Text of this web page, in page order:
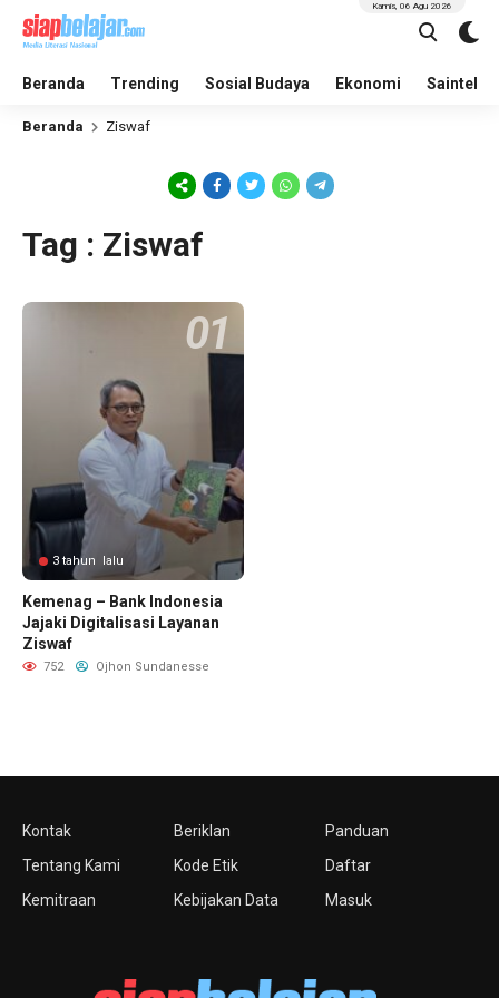
Beranda Trending Sosial Budaya Ekonomi Saintek
Kamis, 06 Agu 2026
Beranda Ziswaf
Tag : Ziswaf
3 tahun lalu
Kemenag – Bank Indonesia
Jajaki Digitalisasi Layanan
Ziswaf
752 Ojhon Sundanesse
Kontak
Tentang Kami
Kemitraan
Beriklan
Kode Etik
Kebijakan Data
Panduan
Daftar
Masuk